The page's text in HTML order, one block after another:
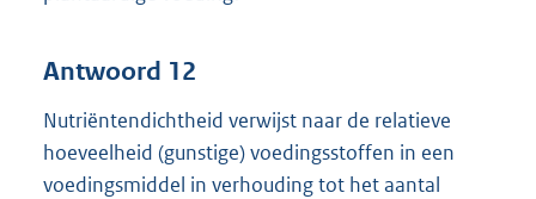
Antwoord 12
Nutriëntendichtheid verwijst naar de relatieve
hoeveelheid (gunstige) voedingsstoffen in een
voedingsmiddel in verhouding tot het aantal